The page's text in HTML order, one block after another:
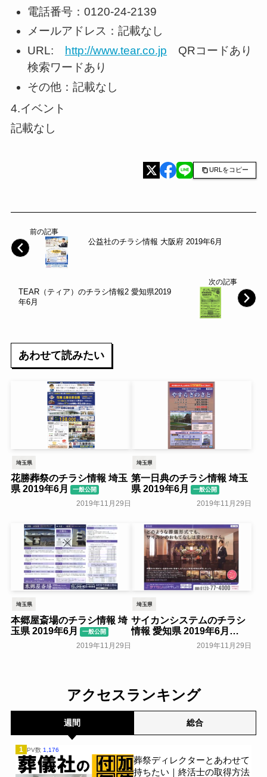
電話番号：0120-24-2139
メールアドレス：記載なし
URL:
http://www.tear.co.jp QRコードあり
検索ワードあり
その他：記載なし
4.イベント
記載なし
URLをコピー
前の記事
公益社のチラシ情報 大阪府 2019年6月
次の記事
TEAR（ティア）のチラシ情報2 愛知県2019
年6月
あわせて読みたい
埼玉県
花勝葬祭のチラシ情報 埼玉
県 2019年6月
一般公開
2019年11月29日
埼玉県
第一日典のチラシ情報 埼玉
県 2019年6月
一般公開
2019年11月29日
埼玉県
本郷屋斎場のチラシ情報 埼
玉県 2019年6月
一般公開
2019年11月29日
埼玉県
サイカンシステムのチラシ
情報 愛知県 2019年6月
2019年11月29日
アクセスランキング
週間 総合
1 PV数 1,176
葬祭ディレクターとあわせて
持ちたい｜終活士の取得方法